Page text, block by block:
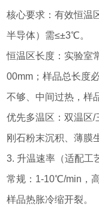
核心要求：有效恒温
半导体）需≤±3℃。
恒温区长度：实验室
00mm；样品总长度
不够、中间过热，样
优先多温区：双温区
刚石粉末沉积、薄膜
3. 升温速率（适配工
常规：1-10℃/min，
样品热胀冷缩开裂。